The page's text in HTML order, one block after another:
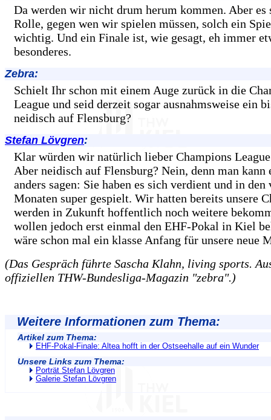
Da werden wir nicht drum herum kommen. Aber es
Rolle, gegen wen wir spielen müssen, solch ein
wichtig. Und ein Finale ist, wie gesagt, eh immer
besonderes.
Zebra:
Schielt Ihr schon mit einem Auge zurück in die
League und seid derzeit sogar ausnahmsweise ein
neidisch auf Flensburg?
Stefan Lövgren:
Klar würden wir natürlich lieber Champions
Aber neidisch auf Flensburg? Nein, denn man kann
anders sagen: Sie haben es sich verdient und in den
Monaten super gespielt. Wir hatten bereits unsere
werden in Zukunft hoffentlich noch weitere
wollen jedoch erst einmal den EHF-Pokal in Kiel
wäre schon mal ein klasse Anfang für unsere neue
(Das Gespräch führte Sascha Klahn, living sports.
offiziellen THW-Bundesliga-Magazin "zebra".)
Weitere Informationen zum Thema:
Artikel zum Thema:
EHF-Pokal-Finale: Altea hofft in der Ostseehalle auf ein Wunder
Unsere Links zum Thema:
Porträt Stefan Lövgren
Galerie Stefan Lövgren